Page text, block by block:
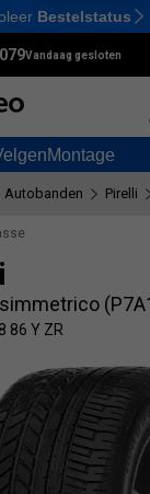
Bestelstatus
Vandaag gesloten
Montage
Autobanden Pirelli
86 Y ZR